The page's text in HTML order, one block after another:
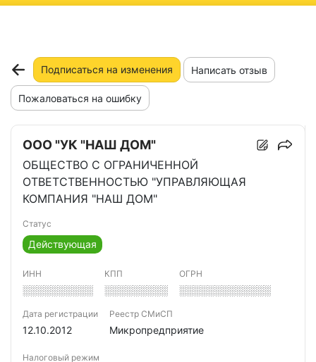
Подписаться на изменения Написать отзыв
Пожаловаться на ошибку
ООО "УК "НАШ ДОМ"
ОБЩЕСТВО С ОГРАНИЧЕННОЙ
ОТВЕТСТВЕННОСТЬЮ "УПРАВЛЯЮЩАЯ
КОМПАНИЯ "НАШ ДОМ"
Статус
Действующая
ИНН
░░░░░░░░░░
КПП
░░░░░░░░░
ОГРН
░░░░░░░░░░░░░
Дата регистрации
12.10.2012
Реестр СМиСП
Микропредприятие
Налоговый режим